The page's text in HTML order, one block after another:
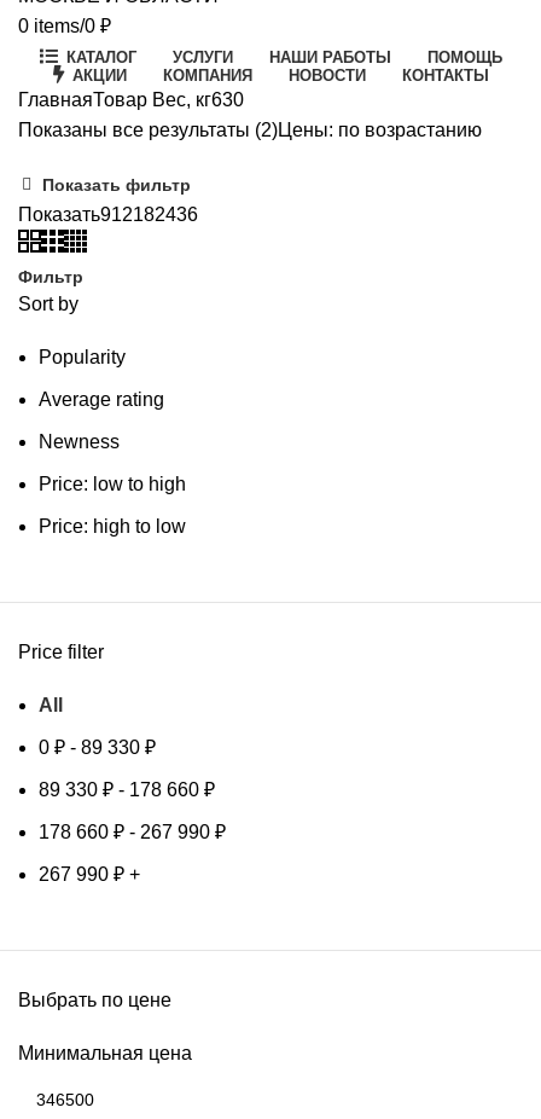
0 items/0 ₽
КАТАЛОГ УСЛУГИ НАШИ РАБОТЫ
ПОМОЩЬ
АКЦИИ
КОМПАНИЯ НОВОСТИ КОНТАКТЫ
ГлавнаяТовар Вес, кг630
Показаны все результаты (2)Цены: по возрастанию
Показать фильтр
Показать912182436
Фильтр
Sort by
Popularity
Average rating
Newness
Price: low to high
Price: high to low
Price filter
All
0 ₽ - 89 330 ₽
89 330 ₽ - 178 660 ₽
178 660 ₽ - 267 990 ₽
267 990 ₽ +
Выбрать по цене
Минимальная цена